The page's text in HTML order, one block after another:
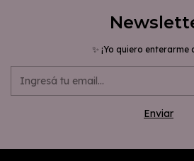
✨ ¡Yo quiero enterarme